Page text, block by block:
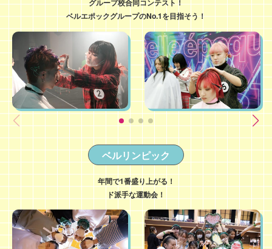
グループ校合同コンテスト！
ベルエポックグループのNo.1を目指そう！
ベルリンピック
年間で1番盛り上がる！
ド派手な運動会！